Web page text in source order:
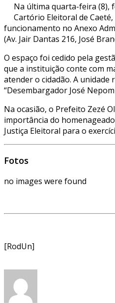
Na última quarta-feira (8),
Cartório Eleitoral de Caeté,
funcionamento no Anexo
(Av. Jair Dantas 216, José
O espaço foi cedido pela
que a instituição conte com
atender o cidadão. A unidade
“Desembargador José
Na ocasião, o Prefeito Zezé
importância do
Justiça Eleitoral para o
Fotos
no images were found
[RodUn]